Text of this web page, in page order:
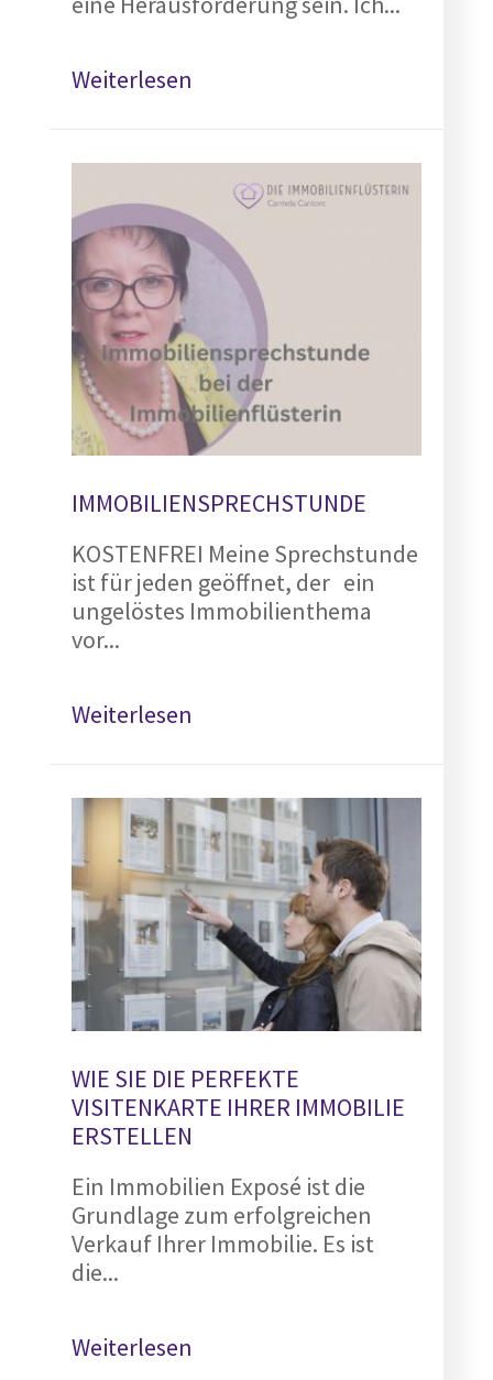
Weiterlesen
IMMOBILIENSPRECHSTUNDE
KOSTENFREI Meine Sprechstunde
ist für jeden geöffnet, der ein
ungelöstes Immobilienthema
vor...
Weiterlesen
WIE SIE DIE PERFEKTE
VISITENKARTE IHRER IMMOBILIE
ERSTELLEN
Ein Immobilien Exposé ist die
Grundlage zum erfolgreichen
Verkauf Ihrer Immobilie. Es ist
die...
Weiterlesen